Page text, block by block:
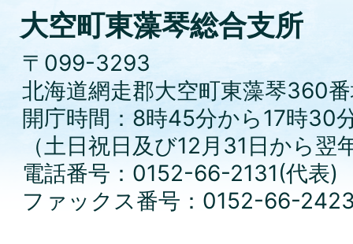
大空町東藻琴総合支所
〒099-3293
北海道網走郡大空町東藻琴360
開庁時間：8時45分から17時30
（土日祝日及び12月31日から
電話番号：0152-66-2131(代表)
ファックス番号：0152-66-